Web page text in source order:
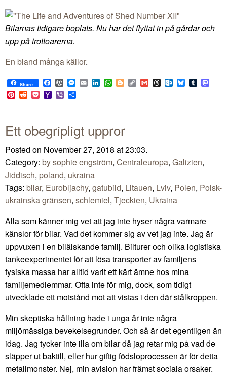
Bilarnas tidigare boplats. Nu har det flyttat in på gårdar och
upp på trottoarerna.
En bland många källor.
Share Facebook
WordPress
Messenger
EmailLinkedIn
WhatsApp
BloggerCopy
Link
GmailThreadsOutlook.com
BlueskyTumblr
Pinterest
RedditPocketYahoo
Mail
Viber
Ett obegripligt uppror
Posted on November 27, 2018 at 23:03.
Category: by sophie engström, Centraleuropa, Galizien,
Jiddisch, poland, ukraina
Tags: bilar, Eurobljachy, gatubild, Litauen, Lviv, Polen, Polsk-
ukrainska gränsen, schlemiel, Tjeckien, Ukraina
Alla som känner mig vet att jag inte hyser några varmare
känslor för bilar. Vad det kommer sig av vet jag inte. Jag är
uppvuxen i en bilälskande familj. Bilturer och olika logistiska
tankeexperimentet för att lösa transporter av familjens
fysiska massa har alltid varit ett kärt ämne hos mina
familjemedlemmar. Ofta inte för mig, dock, som tidigt
utvecklade ett motstånd mot att vistas i den där stålkroppen.
Min skeptiska hållning hade i unga år inte några
miljömässiga bevekelsegrunder. Och så är det egentligen än
idag. Jag tycker inte illa om bilar då jag retar mig på vad de
släpper ut baktill, eller hur giftig födsloprocessen är för detta
metallmonster. Nej, min avision har främst sociala orsaker.